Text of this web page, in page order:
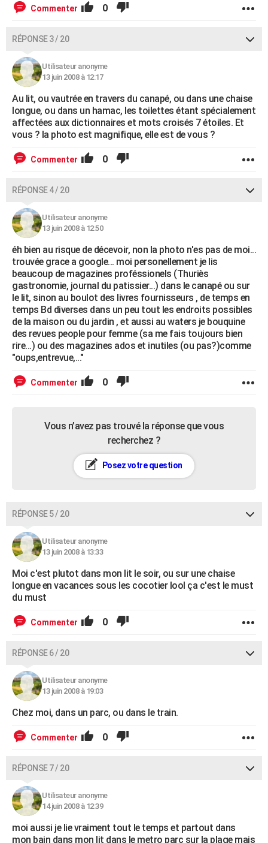
Commenter 0
RÉPONSE 3 / 20
Utilisateur anonyme
13 juin 2008 à 12:17
Au lit, ou vautrée en travers du canapé, ou dans une chaise
longue, ou dans un hamac, les toilettes étant spécialement
affectées aux dictionnaires et mots croisés 7 étoiles. Et
vous ? la photo est magnifique, elle est de vous ?
Commenter 0
RÉPONSE 4 / 20
Utilisateur anonyme
13 juin 2008 à 12:50
éh bien au risque de décevoir, non la photo n'es pas de moi...
trouvée grace a google... moi personellement je lis
beaucoup de magazines proféssionels (Thuriès
gastronomie, journal du patissier...) dans le canapé ou sur
le lit, sinon au boulot des livres fournisseurs , de temps en
temps Bd diverses dans un peu tout les endroits possibles
de la maison ou du jardin , et aussi au waters je bouquine
des revues people pour femme (sa me fais toujours bien
rire...) ou des magazines ados et inutiles (ou pas?)comme
"oups,entrevue,..."
Commenter 0
Vous n’avez pas trouvé la réponse que vous
recherchez ?
Posez votre question
RÉPONSE 5 / 20
Utilisateur anonyme
13 juin 2008 à 13:33
Moi c'est plutot dans mon lit le soir, ou sur une chaise
longue en vacances sous les cocotier lool ça c'est le must
du must
Commenter 0
RÉPONSE 6 / 20
Utilisateur anonyme
13 juin 2008 à 19:03
Chez moi, dans un parc, ou dans le train.
Commenter 0
RÉPONSE 7 / 20
Utilisateur anonyme
14 juin 2008 à 12:39
moi aussi je lie vraiment tout le temps et partout dans
mon bain dans mon lit dans le metro parc sur la plage mais